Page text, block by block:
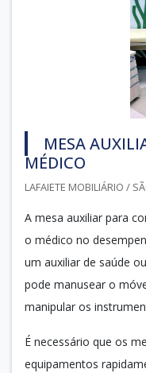
MESA
MÉDICO
LAFAIETE MOBILIÁRIO /
A mesa auxiliar para
o médico no
um auxiliar de saúde
pode manusear o
manipular os
É necessário que os
equipamentos